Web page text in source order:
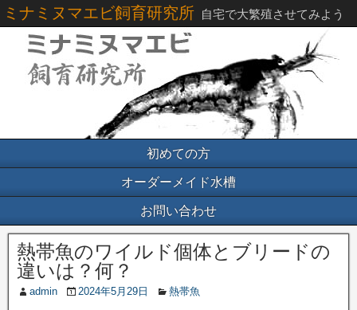
ミナミヌマエビ飼育研究所 自宅で大繁殖させてみよう
初めての方
オーダーメイド水槽
お問い合わせ
熱帯魚のワイルド個体とブリードの
違いは？何？
admin 2024年5月29日 熱帯魚